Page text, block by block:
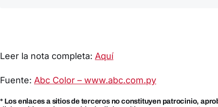
Leer la nota completa: Aquí
Fuente: Abc Color – www.abc.com.py
* Los enlaces a sitios de terceros no constituyen patrocinio,